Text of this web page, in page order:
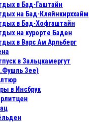
в Бад-Гаштайн
на Бад-Кляйнкирххайм
в Бад-Хофгаштайн
на курорте Баден
в Варс Ам Арльберг
в Зальцкамергут
Зее)
в Инсбрук